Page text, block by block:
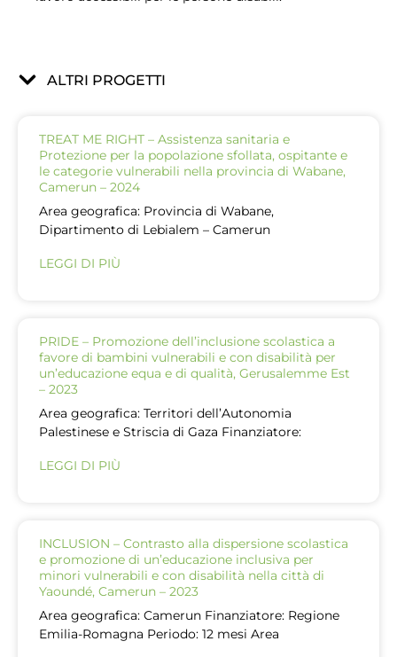
ALTRI PROGETTI
TREAT ME RIGHT – Assistenza sanitaria e
Protezione per la popolazione sfollata, ospitante e
le categorie vulnerabili nella provincia di Wabane,
Camerun – 2024
Area geografica: Provincia di Wabane,
Dipartimento di Lebialem – Camerun
LEGGI DI PIÙ
PRIDE – Promozione dell’inclusione scolastica a
favore di bambini vulnerabili e con disabilità per
un’educazione equa e di qualità, Gerusalemme Est
– 2023
Area geografica: Territori dell’Autonomia
Palestinese e Striscia di Gaza Finanziatore:
LEGGI DI PIÙ
INCLUSION – Contrasto alla dispersione scolastica
e promozione di un’educazione inclusiva per
minori vulnerabili e con disabilità nella città di
Yaoundé, Camerun – 2023
Area geografica: Camerun Finanziatore: Regione
Emilia-Romagna Periodo: 12 mesi Area